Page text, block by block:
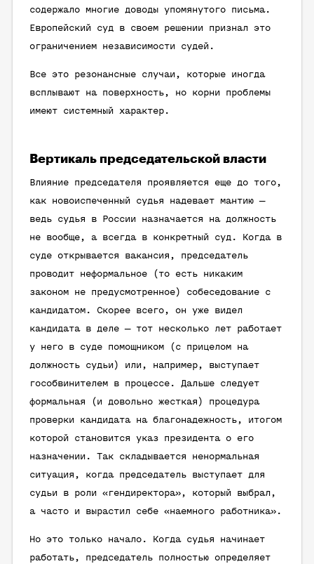
содержало многие доводы упомянутого письма.
Европейский суд в своем решении признал это
ограничением независимости судей.
Все это резонансные случаи, которые иногда
всплывают на поверхность, но корни проблемы
имеют системный характер.
Вертикаль председательской власти
Влияние председателя проявляется еще до того,
как новоиспеченный судья надевает мантию —
ведь судья в России назначается на должность
не вообще, а всегда в конкретный суд. Когда в
суде открывается вакансия, председатель
проводит неформальное (то есть никаким
законом не предусмотренное) собеседование с
кандидатом. Скорее всего, он уже видел
кандидата в деле — тот несколько лет работает
у него в суде помощником (с прицелом на
должность судьи) или, например, выступает
гособвинителем в процессе. Дальше следует
формальная (и довольно жесткая) процедура
проверки кандидата на благонадежность, итогом
которой становится указ президента о его
назначении. Так складывается ненормальная
ситуация, когда председатель выступает для
судьи в роли «гендиректора», который выбрал,
а часто и вырастил себе «наемного работника».
Но это только начало. Когда судья начинает
работать, председатель полностью определяет